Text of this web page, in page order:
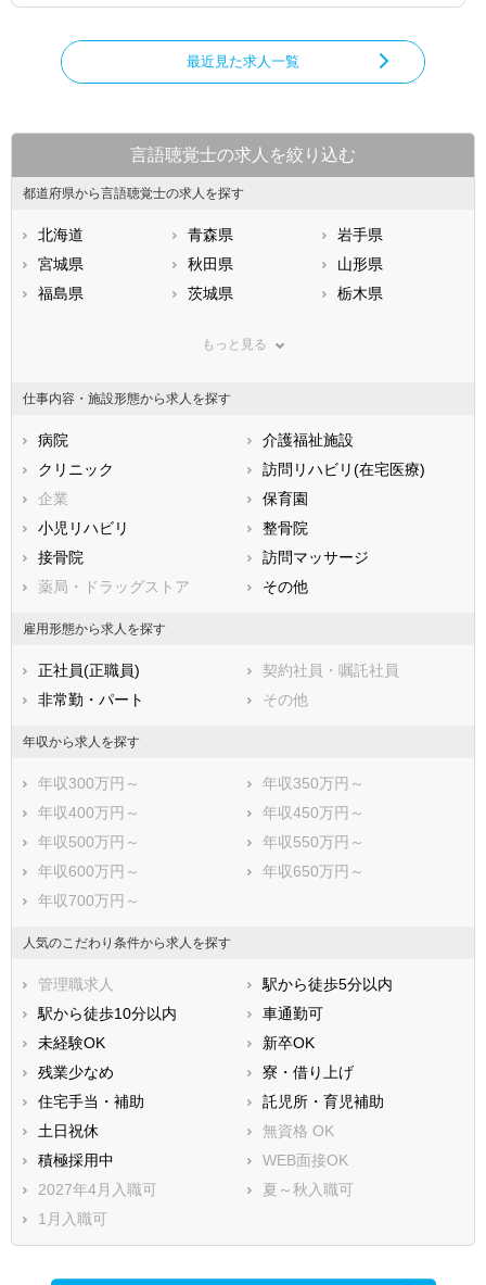
最近見た求人一覧
言語聴覚士の求人を絞り込む
都道府県から言語聴覚士の求人を探す
北海道 青森県
岩手県
宮城県
秋田県
山形県
福島県
茨城県
栃木県
神奈川県
石川県
福井県
静岡県
三重県
滋賀県
大阪府
兵庫県
鳥取県
広島県
徳島県
香川県
愛媛県
鹿児島県
もっと見る
仕事内容・施設形態から求人を探す
病院
介護福祉施設
クリニック
訪問リハビリ(在宅医療)
企業
保育園
小児リハビリ
整骨院
接骨院
訪問マッサージ
薬局・ドラッグストア
その他
雇用形態から求人を探す
正社員(正職員)
契約社員・嘱託社員
非常勤・パート
その他
年収から求人を探す
年収300万円～
年収350万円～
年収400万円～
年収450万円～
年収500万円～
年収550万円～
年収600万円～
年収650万円～
年収700万円～
人気のこだわり条件から求人を探す
管理職求人
駅から徒歩5分以内
駅から徒歩10分以内
車通勤可
未経験OK
新卒OK
残業少なめ
寮・借り上げ
住宅手当・補助
託児所・育児補助
土日祝休
無資格 OK
積極採用中
WEB面接OK
2027年4月入職可
夏～秋入職可
1月入職可